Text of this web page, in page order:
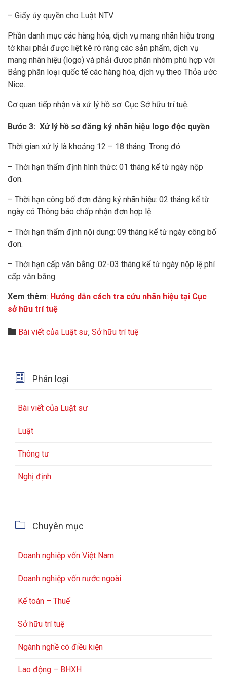
– Giấy ủy quyền cho Luật NTV.
Phần danh mục các hàng hóa, dịch vụ mang nhãn hiệu trong
tờ khai phải được liệt kê rõ ràng các sản phẩm, dịch vụ
mang nhãn hiệu (logo) và phải được phân nhóm phù hợp với
Bảng phân loại quốc tế các hàng hóa, dịch vụ theo Thỏa ước
Nice.
Cơ quan tiếp nhận và xử lý hồ sơ: Cục Sở hữu trí tuệ.
Bước 3: Xử lý hồ sơ đăng ký nhãn hiệu logo độc quyền
Thời gian xử lý là khoảng 12 – 18 tháng. Trong đó:
– Thời hạn thẩm định hình thức: 01 tháng kể từ ngày nộp
đơn.
– Thời hạn công bố đơn đăng ký nhãn hiệu: 02 tháng kể từ
ngày có Thông báo chấp nhận đơn hợp lệ.
– Thời hạn thẩm định nội dung: 09 tháng kể từ ngày công bố
đơn.
– Thời hạn cấp văn bằng: 02-03 tháng kể từ ngày nộp lệ phí
cấp văn bằng.
Xem thêm: Hướng dẫn cách tra cứu nhãn hiệu tại Cục
sở hữu trí tuệ
 Category
Bài viết của Luật sư, Sở hữu trí tuệ
 Phân loại
Bài viết của Luật sư
Luật
Thông tư
Nghị định
 Chuyên mục
Doanh nghiệp vốn Việt Nam
Doanh nghiệp vốn nước ngoài
Kế toán – Thuế
Sở hữu trí tuệ
Ngành nghề có điều kiện
Lao động – BHXH